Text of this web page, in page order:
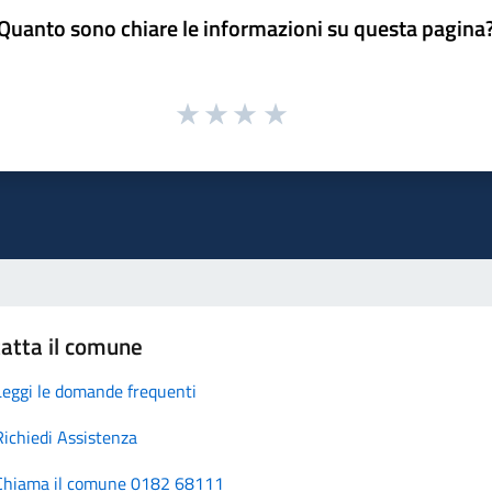
sono chiare le informazioni su questa
il comune
le domande frequenti
Assistenza
il comune 0182 68111